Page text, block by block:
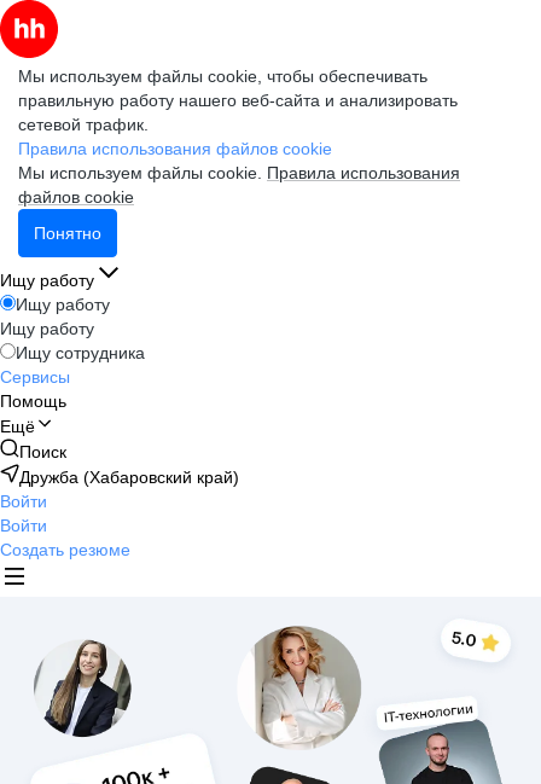
Мы используем файлы cookie, чтобы обеспечивать
правильную работу нашего веб-сайта и анализировать
сетевой трафик.
Правила использования файлов cookie
Мы используем файлы cookie. Правила использования
файлов cookie
Понятно
Ищу работу
Ищу работу
Ищу работу
Ищу сотрудника
Сервисы
Помощь
Ещё
Поиск
Дружба (Хабаровский край)
Войти
Войти
Создать резюме